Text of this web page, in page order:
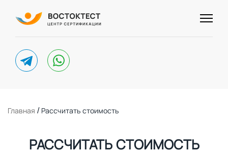
telegram whatsapp
Главная / Рассчитать стоимость
РАССЧИТАТЬ СТОИМОСТЬ